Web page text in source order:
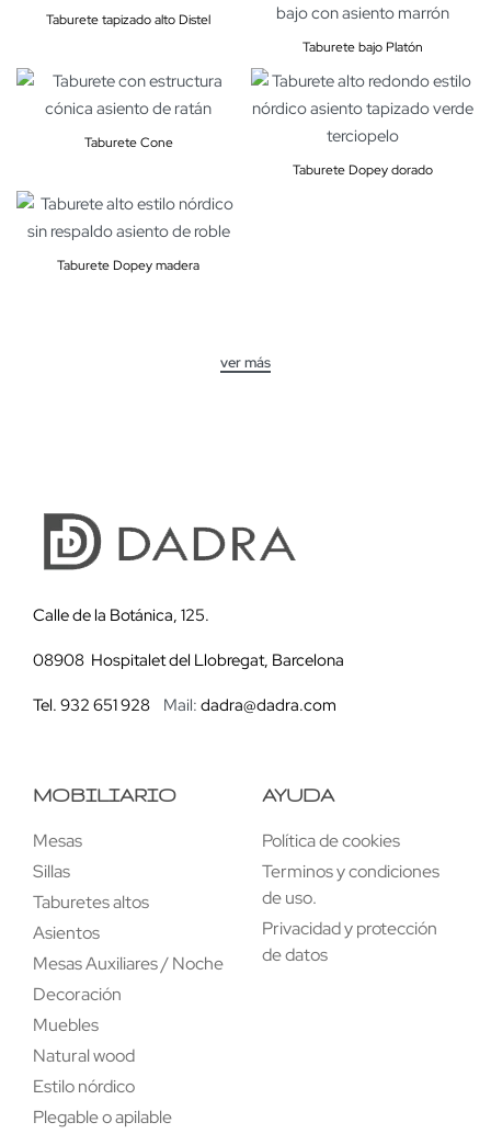
Taburete tapizado alto Distel
Taburete bajo Platón
Taburete Cone
Taburete Dopey dorado
Taburete Dopey madera
Calle de la Botánica, 125.
08908 Hospitalet del Llobregat, Barcelona
Tel. 932 651 928 Mail: dadra@dadra.com
MOBILIARIO
Mesas
Sillas
Taburetes altos
Asientos
Mesas Auxiliares / Noche
Decoración
Muebles
Natural wood
Estilo nórdico
Plegable o apilable
AYUDA
Política de cookies
Terminos y condiciones
de uso.
Privacidad y protección
de datos